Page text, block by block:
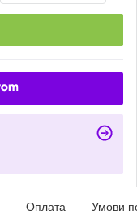
Оплата Умови